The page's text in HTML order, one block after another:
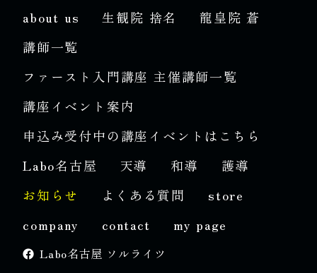
about us 生観院 捨名
龍皇院 蒼
講師一覧
ファースト入門講座 主催講師一覧
講座イベント案内
申込み受付中の講座イベントはこちら
Labo名古屋
天導 和導
護導
お知らせ
よくある質問
store
company
contact my page
Labo名古屋 ソルライツ